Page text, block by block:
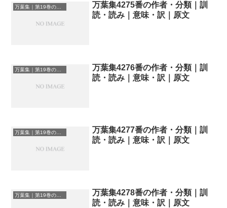
万葉集｜第19巻の和歌一覧
万葉集4275番の作者・分類｜訓
読・読み｜意味・訳｜原文
万葉集｜第19巻の和歌一覧
万葉集4276番の作者・分類｜訓
読・読み｜意味・訳｜原文
万葉集｜第19巻の和歌一覧
万葉集4277番の作者・分類｜訓
読・読み｜意味・訳｜原文
万葉集｜第19巻の和歌一覧
万葉集4278番の作者・分類｜訓
読・読み｜意味・訳｜原文